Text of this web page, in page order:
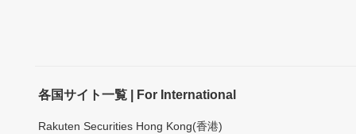
各国サイト一覧 | For International
Rakuten Securities Hong Kong(香港)